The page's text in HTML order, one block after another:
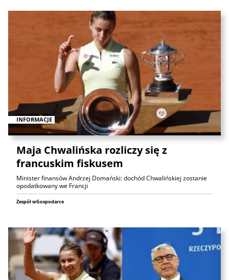
INFORMACJE
Maja Chwalińska rozliczy się z
francuskim fiskusem
Minister finansów Andrzej Domański: dochód Chwalińskiej zostanie
opodatkowany we Francji
Zespół wGospodarce